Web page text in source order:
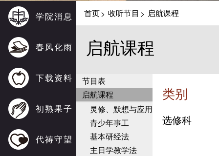
学院消息
春风化雨
下载资料
初熟果子
代祷守望
首页> 收听节目 > 启航课程
启航课程
节目表
启航课程
灵修、默想与应用
青少年事工
基本研经法
主日学教学法
类别
选修科